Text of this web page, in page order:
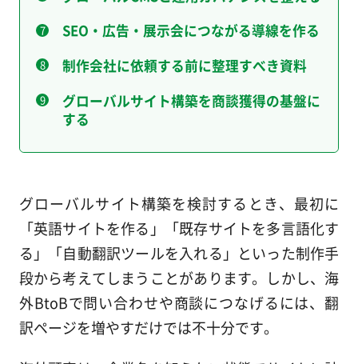
SEO・広告・展示会につながる導線を作る
制作会社に依頼する前に整理すべき資料
グローバルサイト構築を商談獲得の基盤に
する
グローバルサイト構築を検討するとき、最初に
「英語サイトを作る」「既存サイトを多言語化す
る」「自動翻訳ツールを入れる」といった制作手
段から考えてしまうことがあります。しかし、海
外BtoBで問い合わせや商談につなげるには、翻
訳ページを増やすだけでは不十分です。